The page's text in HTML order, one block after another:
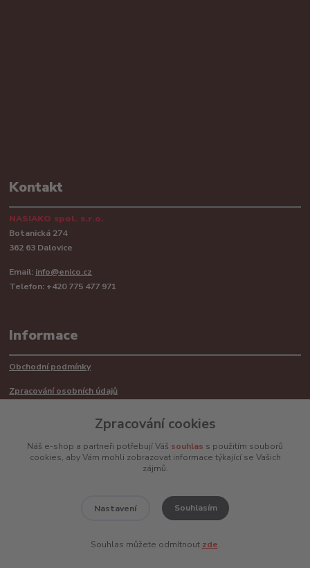
Kontakt
NASIAKO spol. s.r.o.
Botanická 274
362 63 Dalovice
Email: info@enico.cz
Telefon: +420 775 477 971
Informace
Obchodní podmínky
Zpracování osobních údajů
Mimosoudní řešení sporů ADR
Vytvořeno na
Eshop-rychle.cz
Zpracování cookies
Náš e-shop a partneři potřebují Váš souhlas s použitím souborů
cookies, aby Vám mohli zobrazovat informace týkající se Vašich
zájmů.
Nastavení Souhlasím
Souhlas můžete odmítnout zde.